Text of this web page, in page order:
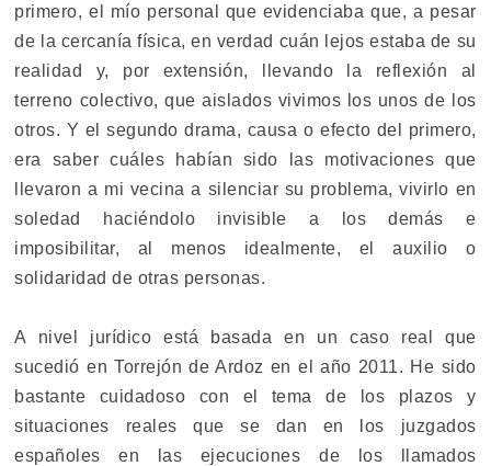
primero, el mío personal que evidenciaba que, a pesar
de la cercanía física, en verdad cuán lejos estaba de su
realidad y, por extensión, llevando la reflexión al
terreno colectivo, que aislados vivimos los unos de los
otros. Y el segundo drama, causa o efecto del primero,
era saber cuáles habían sido las motivaciones que
llevaron a mi vecina a silenciar su problema, vivirlo en
soledad haciéndolo invisible a los demás e
imposibilitar, al menos idealmente, el auxilio o
solidaridad de otras personas.
A nivel jurídico está basada en un caso real que
sucedió en Torrejón de Ardoz en el año 2011. He sido
bastante cuidadoso con el tema de los plazos y
situaciones reales que se dan en los juzgados
españoles en las ejecuciones de los llamados